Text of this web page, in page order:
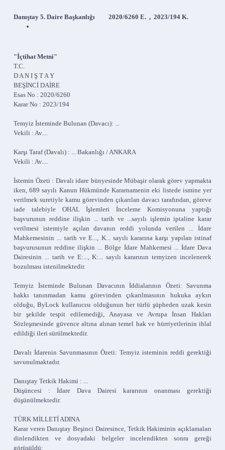
Danıştay 5. Daire Başkanlığı 2020/6260 E. , 2023/194 K.
"İçtihat Metni"
T.C.
D A N I Ş T A Y
BEŞİNCİ DAİRE
Esas No : 2020/6260
Karar No : 2023/194
Temyiz İsteminde Bulunan (Davacı): ...
Vekili : Av....
Karşı Taraf (Davalı) : ... Bakanlığı / ANKARA
Vekili : Av....
İstemin Özeti : Davalı idare bünyesinde Mübaşir olarak görev yapmakta
iken, 689 sayılı Kanun Hükmünde Kararnamenin eki listede ismine yer
verilmek suretiyle kamu görevinden çıkarılan davacı tarafından, göreve
iade talebiyle OHAL İşlemleri İnceleme Komisyonuna yaptığı
başvurunun reddine ilişkin ... tarih ve ...sayılı işlemin iptaline karar
verilmesi istemiyle açılan davanın reddi yolunda verilen ... İdare
Mahkemesinin ... tarih ve E..., K... sayılı kararına karşı yapılan istinaf
başvurusunun reddine ilişkin ... Bölge İdare Mahkemesi ... İdare Dava
Dairesinin ... tarih ve E:..., K:... sayılı kararının temyizen incelenerek
bozulması istenilmektedir.
Temyiz İsteminde Bulunan Davacının İddialarının Özeti: Savunma
hakkı tanınmadan kamu görevinden çıkarılmasının hukuka aykırı
olduğu, ByLock kullanıcısı olduğunun her türlü şüpheden uzak kesin
bir şekilde tespit edilemediği, Anayasa ve Avrupa İnsan Hakları
Sözleşmesinde güvence altına alınan temel hak ve hürriyetlerinin ihlal
edildiği ileri sürülmektedir.
Davalı İdarenin Savunmasının Özeti: Temyiz isteminin reddi gerektiği
savunulmaktadır.
Danıştay Tetkik Hakimi : ...
Düşüncesi : İdare Dava Dairesi kararının onanması gerektiği
düşünülmektedir.
TÜRK MİLLETİ ADINA
Karar veren Danıştay Beşinci Dairesince, Tetkik Hakiminin açıklamaları
dinlendikten ve dosyadaki belgeler incelendikten sonra gereği
görüşüldü: